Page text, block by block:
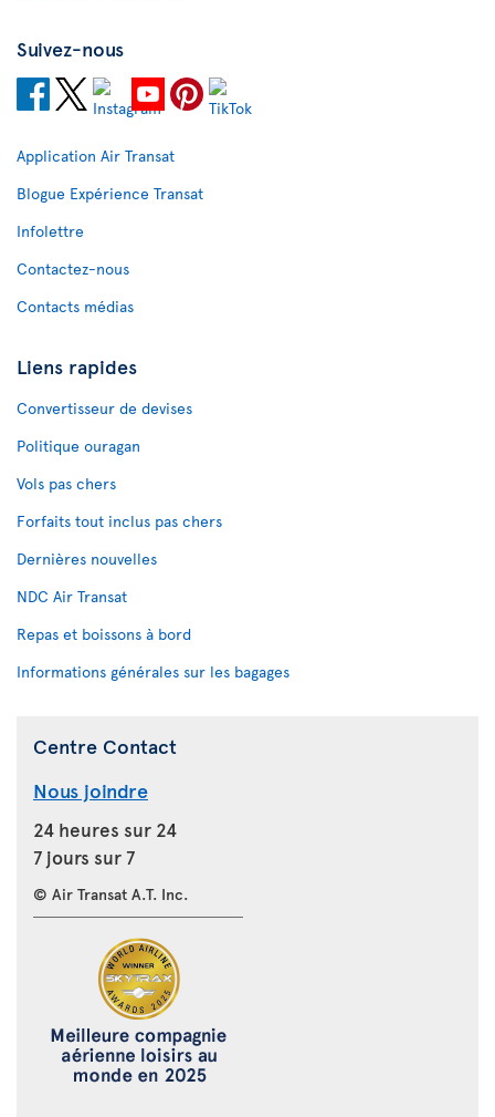
Suivez-nous
Application Air Transat
Blogue Expérience Transat
Infolettre
Contactez-nous
Contacts médias
Liens rapides
Convertisseur de devises
Politique ouragan
Vols pas chers
Forfaits tout inclus pas chers
Dernières nouvelles
NDC Air Transat
Repas et boissons à bord
Informations générales sur les bagages
Centre Contact
Nous joindre
24 heures sur 24
7 jours sur 7
© Air Transat A.T. Inc.